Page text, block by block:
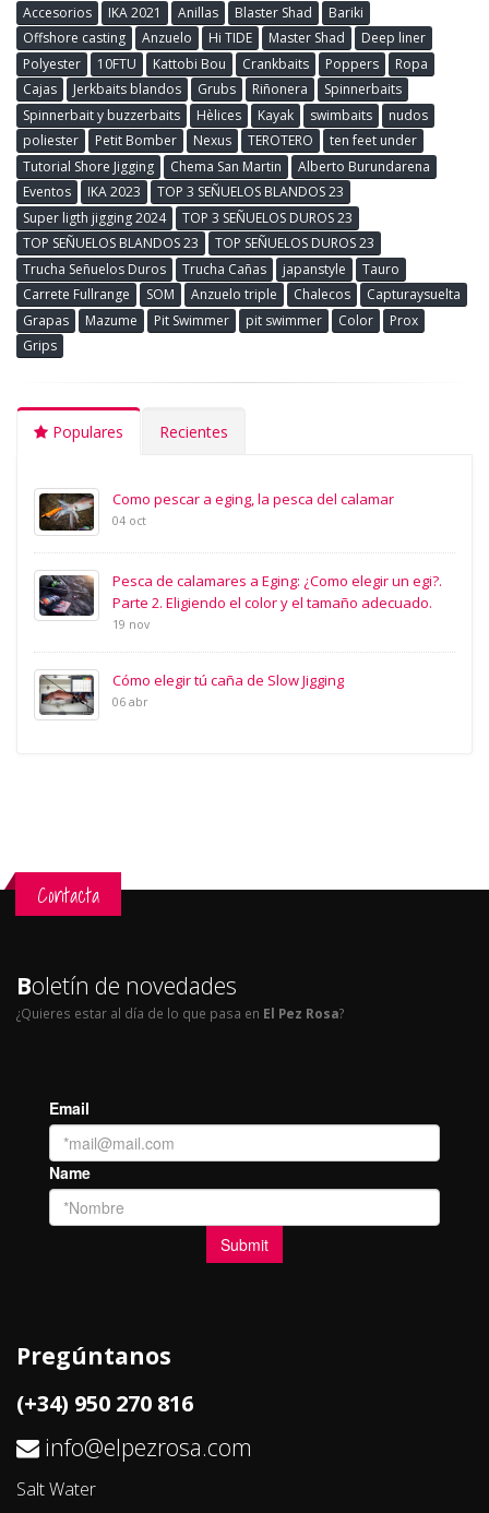
Accesorios
IKA 2021 Anillas Blaster Shad
Bariki
Offshore casting
Anzuelo Hi TIDE Master Shad
Deep liner
Polyester
10FTU Kattobi Bou Crankbaits Poppers
Ropa
Cajas
Jerkbaits blandos Grubs Riñonera
Spinnerbaits
Spinnerbait y buzzerbaits
Hèlices Kayak swimbaits
nudos
poliester
Petit Bomber Nexus TEROTERO
ten feet under
Tutorial Shore Jigging
Chema San Martin
Alberto Burundarena
Eventos
IKA 2023
TOP 3 SEÑUELOS BLANDOS 23
Super ligth jigging 2024
TOP 3 SEÑUELOS DUROS 23
TOP SEÑUELOS BLANDOS 23
TOP SEÑUELOS DUROS 23
Trucha Señuelos Duros
Trucha Cañas japanstyle
Tauro
Carrete Fullrange
SOM Anzuelo triple Chalecos
Capturaysuelta
Grapas
Mazume Pit Swimmer pit swimmer Color
Prox
Grips
Populares Recientes
Como pescar a eging, la pesca del calamar
04 oct
Pesca de calamares a Eging: ¿Como elegir un egi?.
Parte 2. Eligiendo el color y el tamaño adecuado.
19 nov
Cómo elegir tú caña de Slow Jigging
06 abr
Contacta
Boletín de novedades
¿Quieres estar al día de lo que pasa en El Pez Rosa?
Pregúntanos
(+34) 950 270 816
info@elpezrosa.com
Salt Water